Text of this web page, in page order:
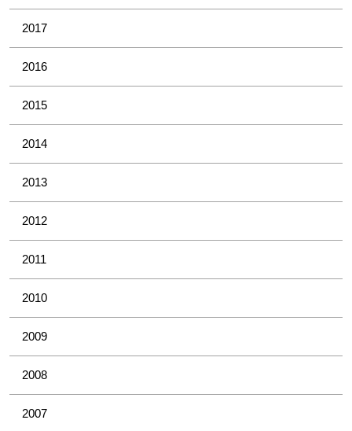
2017
2016
2015
2014
2013
2012
2011
2010
2009
2008
2007